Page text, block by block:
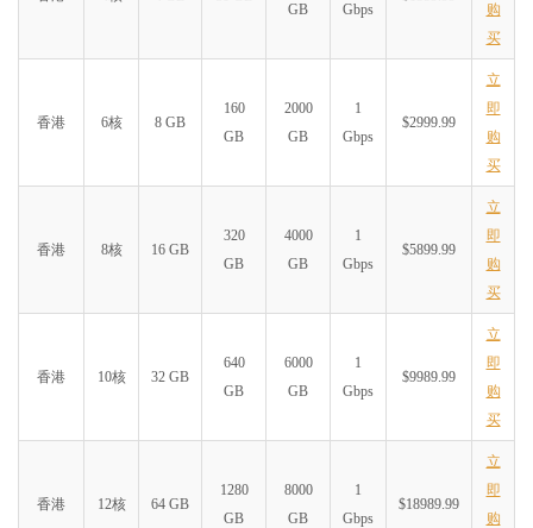
GB
Gbps
购
买
香港 6核 8 GB
160
GB
2000
GB
1
Gbps
$2999.99
立
即
购
买
香港 8核 16 GB
320
GB
4000
GB
1
Gbps
$5899.99
立
即
购
买
香港 10核 32 GB
640
GB
6000
GB
1
Gbps
$9989.99
立
即
购
买
香港 12核 64 GB
1280
GB
8000
GB
1
Gbps
$18989.99
立
即
购